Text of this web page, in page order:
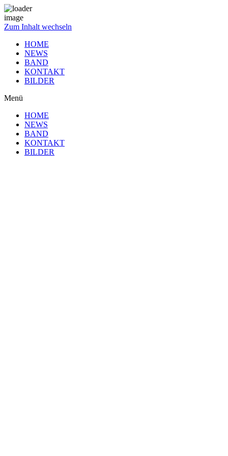
Zum Inhalt wechseln
HOME
NEWS
BAND
KONTAKT
BILDER
Menü
HOME
NEWS
BAND
KONTAKT
BILDER